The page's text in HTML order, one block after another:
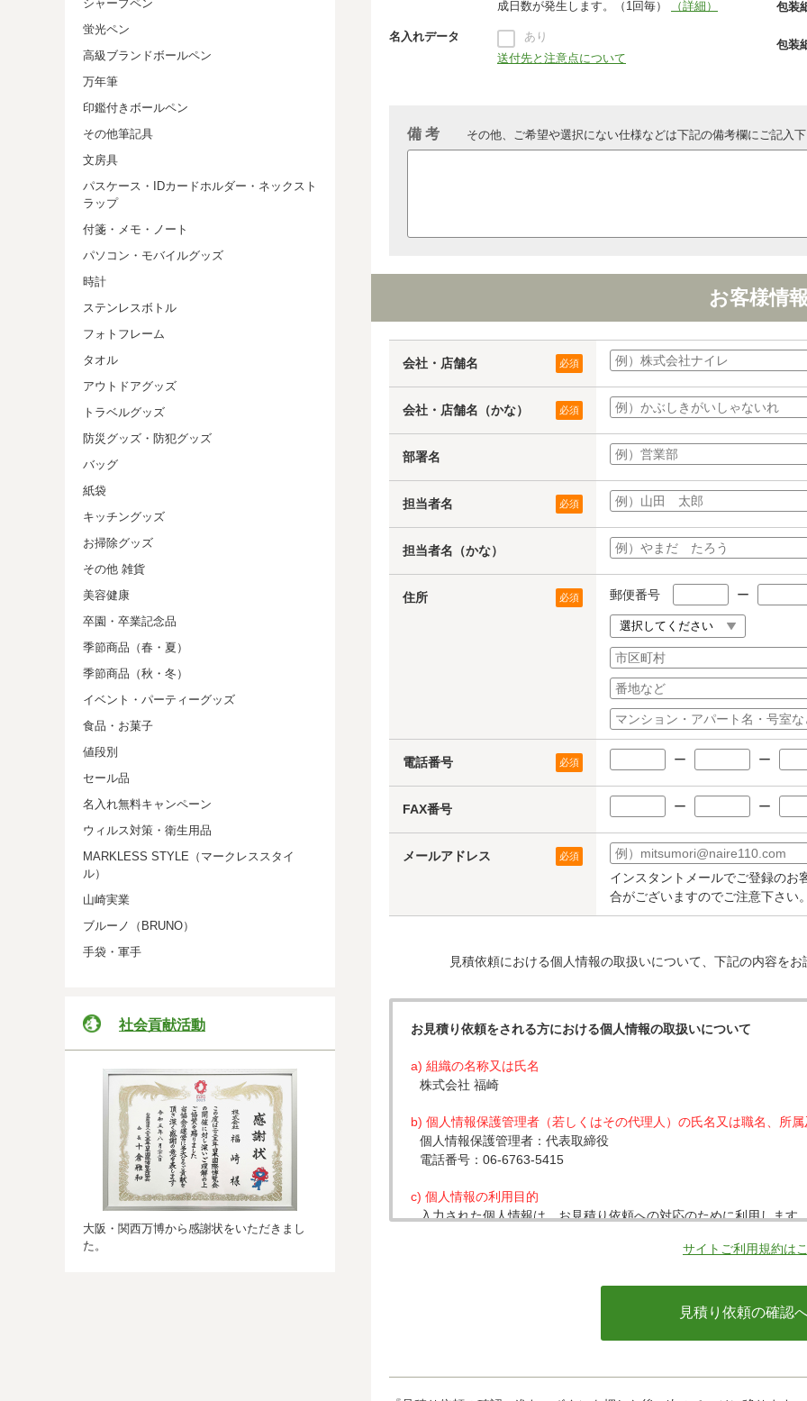
シャープペン
蛍光ペン
高級ブランドボールペン
万年筆
印鑑付きボールペン
その他筆記具
文房具
パスケース・IDカードホルダー・ネックスト
ラップ
付箋・メモ・ノート
パソコン・モバイルグッズ
時計
ステンレスボトル
フォトフレーム
タオル
アウトドアグッズ
トラベルグッズ
防災グッズ・防犯グッズ
バッグ
紙袋
キッチングッズ
お掃除グッズ
その他 雑貨
美容健康
卒園・卒業記念品
季節商品（春・夏）
季節商品（秋・冬）
イベント・パーティーグッズ
食品・お菓子
値段別
セール品
名入れ無料キャンペーン
ウィルス対策・衛生用品
MARKLESS STYLE（マークレススタイ
ル）
山崎実業
ブルーノ（BRUNO）
手袋・軍手
社会貢献活動
大阪・関西万博から感謝状をいただきまし
た。
成日数が発生します。（1回毎）
（詳細）
名入れデータ
あり
送付先と注意点について
包装
包装
備 考 その他、ご希望や選択にない仕様などは下記の備考欄にご記入
お客様情
会社・店舗名 必須
会社・店舗名（かな） 必須
部署名
担当者名 必須
担当者名（かな）
住所 必須 郵便番号 ー
電話番号 必須 ー ー
FAX番号 ー ー
メールアドレス 必須
インスタントメールでご登録のお
合がございますのでご注意下さい
見積依頼における個人情報の取扱いについて、下記の内容を
お見積り依頼をされる方における個人情報の取扱いについて
a) 組織の名称又は氏名
株式会社 福崎
b) 個人情報保護管理者（若しくはその代理人）の氏名又は職名、所
個人情報保護管理者：代表取締役
電話番号：06-6763-5415
c) 個人情報の利用目的
入力された個人情報は、お見積り依頼への対応のために利用します
・クレジットカード会社への情報提供
当社がお客様から収集した以下の個人情報等は、カード発行会社
サイトご利用規約は